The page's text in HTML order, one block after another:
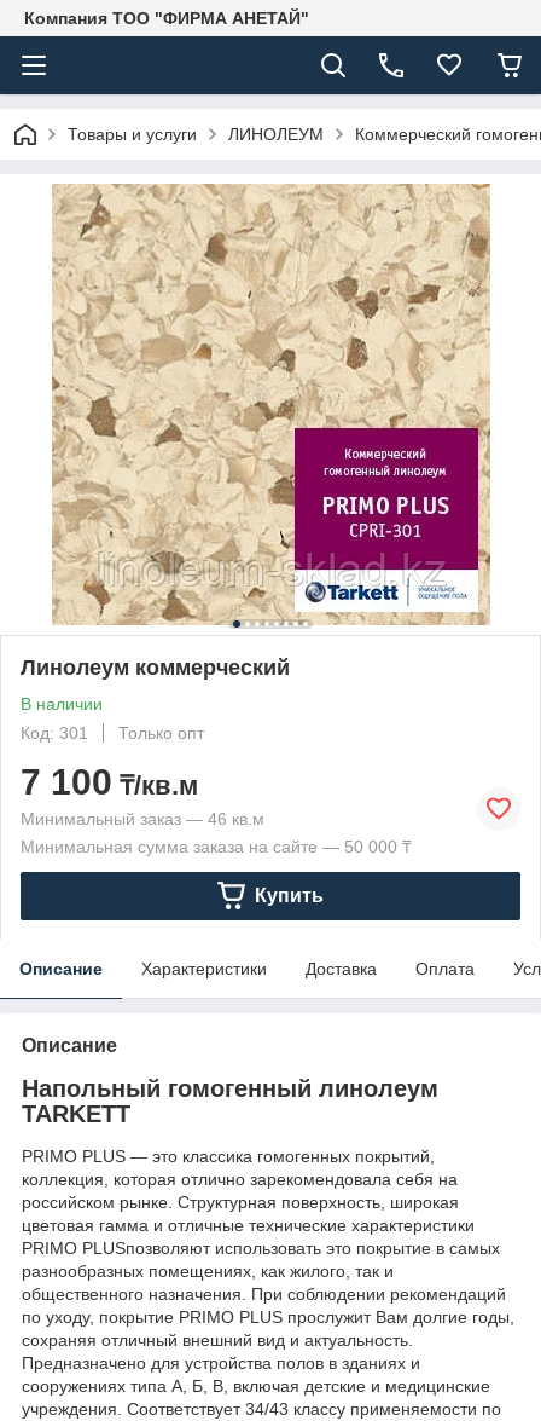
Компания ТОО "ФИРМА АНЕТАЙ"
Товары и услуги ЛИНОЛЕУМ Коммерческий
Линолеум коммерческий
В наличии
Код: 301
Только опт
7 100 ₸/кв.м
Минимальный заказ — 46 кв.м
Минимальная сумма заказа на сайте — 50 000 ₸
Купить
Описание Характеристики Доставка Оплата
Описание
Напольный гомогенный линолеум
TARKETT
PRIMO PLUS — это классика гомогенных покрытий,
коллекция, которая отлично зарекомендовала себя на
российском рынке. Структурная поверхность, широкая
цветовая гамма и отличные технические характеристики
PRIMO PLUSпозволяют использовать это покрытие в самых
разнообразных помещениях, как жилого, так и
общественного назначения. При соблюдении рекомендаций
по уходу, покрытие PRIMO PLUS прослужит Вам долгие годы,
сохраняя отличный внешний вид и актуальность.
Предназначено для устройства полов в зданиях и
сооружениях типа А, Б, В, включая детские и медицинские
учреждения. Соответствует 34/43 классу применяемости по